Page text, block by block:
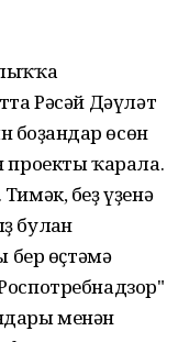
Рәсәй Дәүләт
өсөн
проекты ҡарала.
беҙ үҙенә
булған
бер өҫтәмә
менән